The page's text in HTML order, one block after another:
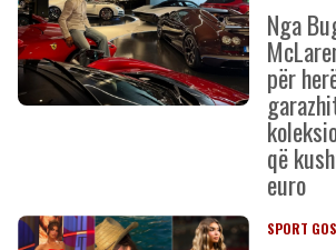
Nga
për
që
euro
SPORT